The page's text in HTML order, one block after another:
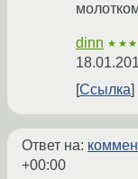
dinn
Ссылка
Ответ на:
+00:00